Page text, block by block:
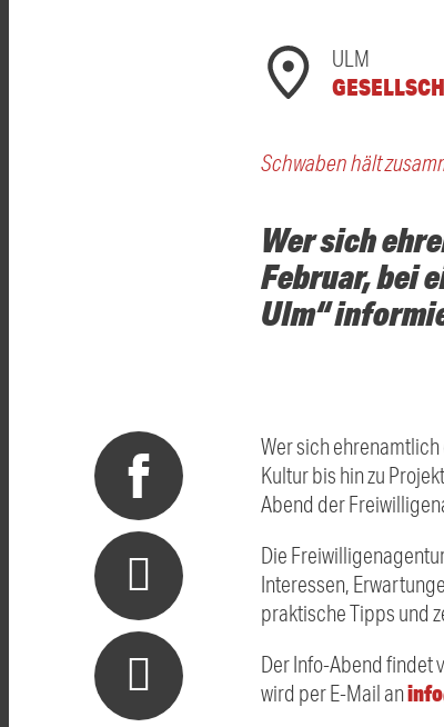
ULM
Schwaben hält
Wer sich
Februar, bei
Ulm“
Wer sich
Kultur bis hin zu
Abend der
Die
Interessen,
praktische Tipps und
Der Info-Abend findet
wird per E-Mail an